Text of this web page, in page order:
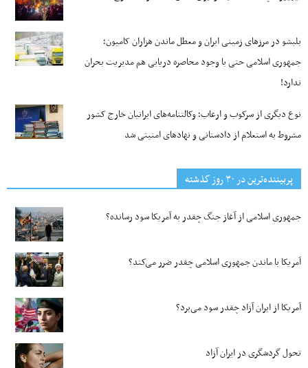
بلبشو در مرزهای زمینی ایران و معطل ماندن هزاران کامیون؛
جمهوری اسلامی حتی با وجود محاصره دریایی هم مدیریت بحران
ندارد!
نوع دیگری از سرکوب و ارعاب؛ وکالتنامه‌های ایرانیان خارج کشور
مشروط به استعلام از دادستانی و نهادهای امنیتی شد
پربیننده‌ترین‌ در ۳۰ روز گذشته
جمهوری اسلامی از آغاز جنگ چقدر به آمریکا سود رسانده؟
آمریکا با ماندن جمهوری اسلامی چقدر ضرر می‌کند؟
آمریکا از ایران آزاد چقدر سود می‌برد؟
تحول گردشگری در ایران آزاد